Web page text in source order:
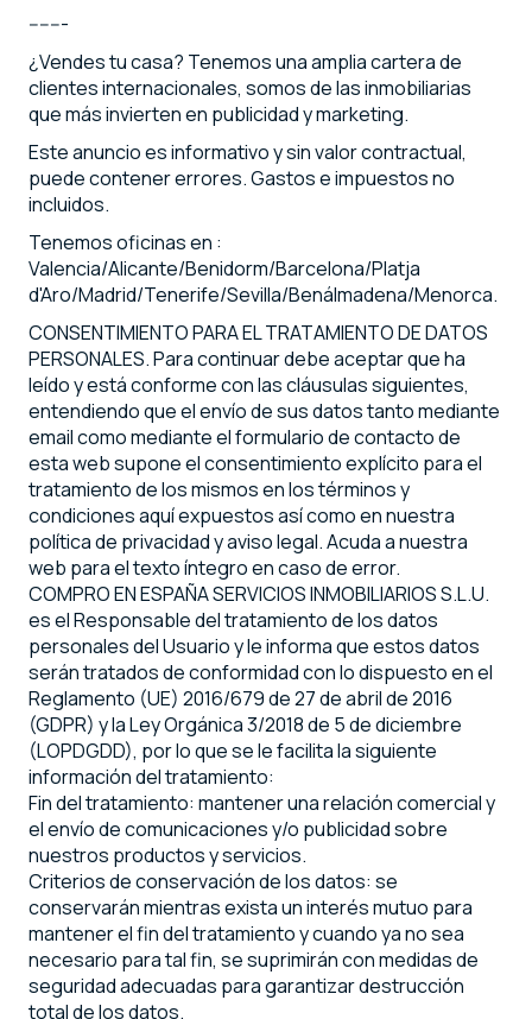
-------
¿Vendes tu casa? Tenemos una amplia cartera de
clientes internacionales, somos de las inmobiliarias
que más invierten en publicidad y marketing.
Este anuncio es informativo y sin valor contractual,
puede contener errores. Gastos e impuestos no
incluidos.
Tenemos oficinas en :
Valencia/Alicante/Benidorm/Barcelona/Platja
d'Aro/Madrid/Tenerife/Sevilla/Benálmadena/Menorca.
CONSENTIMIENTO PARA EL TRATAMIENTO DE DATOS
PERSONALES. Para continuar debe aceptar que ha
leído y está conforme con las cláusulas siguientes,
entendiendo que el envío de sus datos tanto mediante
email como mediante el formulario de contacto de
esta web supone el consentimiento explícito para el
tratamiento de los mismos en los términos y
condiciones aquí expuestos así como en nuestra
política de privacidad y aviso legal. Acuda a nuestra
web para el texto íntegro en caso de error.
COMPRO EN ESPAÑA SERVICIOS INMOBILIARIOS S.L.U.
es el Responsable del tratamiento de los datos
personales del Usuario y le informa que estos datos
serán tratados de conformidad con lo dispuesto en el
Reglamento (UE) 2016/679 de 27 de abril de 2016
(GDPR) y la Ley Orgánica 3/2018 de 5 de diciembre
(LOPDGDD), por lo que se le facilita la siguiente
información del tratamiento:
Fin del tratamiento: mantener una relación comercial y
el envío de comunicaciones y/o publicidad sobre
nuestros productos y servicios.
Criterios de conservación de los datos: se
conservarán mientras exista un interés mutuo para
mantener el fin del tratamiento y cuando ya no sea
necesario para tal fin, se suprimirán con medidas de
seguridad adecuadas para garantizar destrucción
total de los datos.